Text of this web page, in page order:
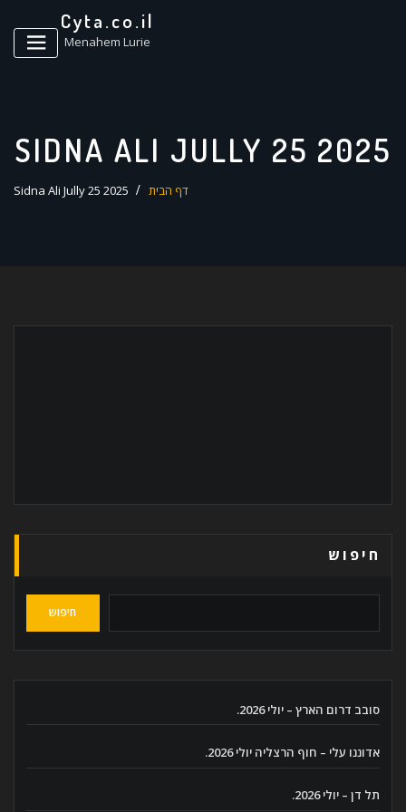
Cyta.co.il
Menahem Lurie
SIDNA ALI JULLY 25 2025
דף הבית Sidna Ali Jully 25 2025
חיפוש
חיפוש
סובב דרום הארץ – יולי 2026.
אדוננו עלי – חוף הרצליה יולי 2026.
תל דן – יולי 2026.